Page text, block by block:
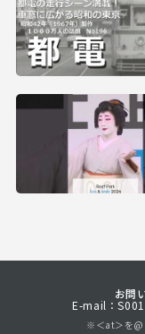
お問
E-mail：
※＜at＞を@